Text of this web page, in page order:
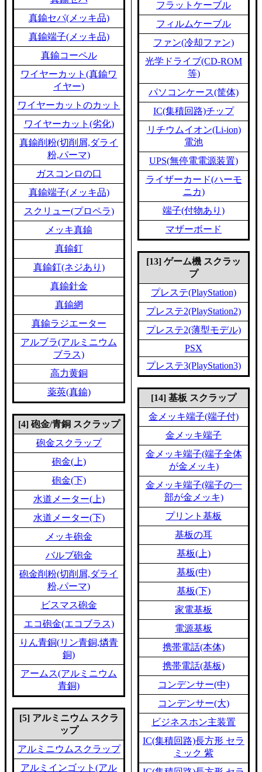
真鍮セパ(メッキ品)
真鍮端子(メッキ品)
真鍮コーペル
ワイヤーカット(真鍮ワ
イヤー)
ワイヤーカットのカット
ワイヤーカット(劣化)
真鍮削粉(切削屑,ダライ
粉,パーマ)
ガスコンロの口
真鍮端子(メッキ品)
スクリュー(プロペラ)
メッキ真鍮
真鍮釘
真鍮釘(ネジあり)
真鍮針金
真鍮網
真鍮ラジエーター
アルブラ(アルミニウム
ブラス)
高力黄銅
薬莢(真鍮)
[4] 砲金/青銅 スクラップ
砲金スクラップ
砲金(上)
砲金(下)
水道メーター(上)
水道メーター(下)
メッキ砲金
バルブ砲金
砲金削粉(切削屑,ダライ
粉,パーマ)
ビスマス砲金
エコ砲金(エコブラス)
りん青銅(リン青銅,燐青
銅)
アームス(アルミニウム
青銅)
[5] アルミニウム スクラ
ップ
アルミニウムスクラップ
アルミインゴット(アル
フラットケーブル
フィルムケーブル
ファン(冷却ファン)
光学ドライブ(CD-ROM
等)
パソコンケース(筐体)
IC(集積回路)チップ
リチウムイオン(Li-ion)
電池
UPS(無停電電源装置)
ライザーカード(ハーモ
ニカ)
端子(付物あり)
マザーボード
[13] ゲーム機 スクラッ
プ
プレステ(PlayStation)
プレステ2(PlayStation2)
プレステ2(薄型モデル)
PSX
プレステ3(PlayStation3)
[14] 基板 スクラップ
金メッキ端子(端子付)
金メッキ端子
金メッキ端子(端子全体
が金メッキ)
金メッキ端子(端子の一
部が金メッキ)
プリント基板
基板の耳
基板(上)
基板(中)
基板(下)
家電基板
電源基板
携帯電話(本体)
携帯電話(基板)
コンデンサー(中)
コンデンサー(大)
ビジネスホン主装置
IC(集積回路)長方形 セラ
ミック 紫